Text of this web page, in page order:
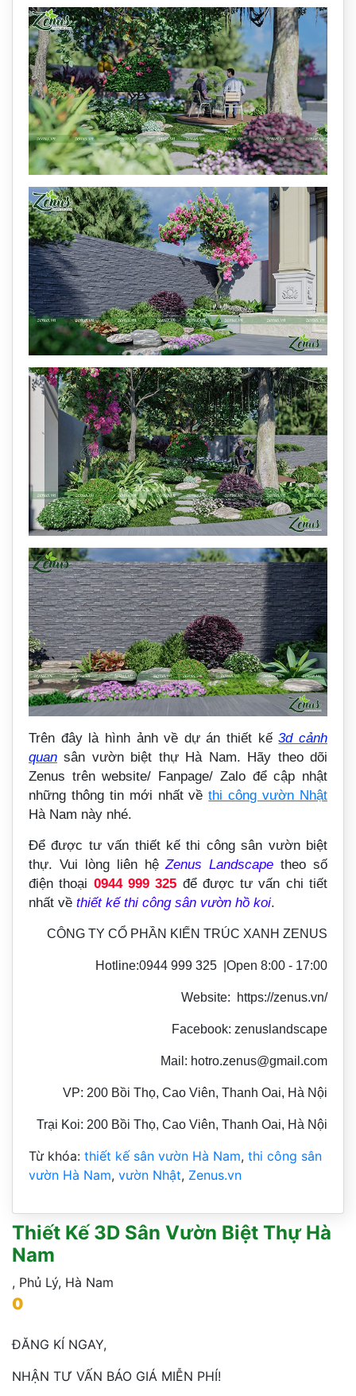
Trên đây là hình ảnh về dự án thiết kế3d cảnh
quan sân vườn biệt thự Hà Nam. Hãy theo dõi
Zenus trên website/ Fanpage/ Zalo để cập nhật
những thông tin mới nhất vềthi công vườn Nhật
Hà Nam này nhé.
Để được tư vấn thiết kế thi công sân vườn biệt
thự. Vui lòng liên hệZenus Landscapetheo số
điện thoại 0944 999 325 để được tư vấn chi tiết
nhất về thiết kế thi công sân vườn hồ koi.
CÔNG TY CỔ PHẦN KIẾN TRÚC XANH ZENUS
Hotline:0944 999 325 |Open 8:00 - 17:00
Website: https://zenus.vn/
Facebook: zenuslandscape
Mail: hotro.zenus@gmail.com
VP: 200 Bồi Thọ, Cao Viên, Thanh Oai, Hà Nội
Trại Koi: 200 Bồi Thọ, Cao Viên, Thanh Oai, Hà Nội
Từ khóa: thiết kế sân vườn Hà Nam, thi công sân
vườn Hà Nam, vườn Nhật, Zenus.vn
Thiết Kế 3D Sân Vườn Biệt Thự Hà
Nam
, Phủ Lý, Hà Nam
0
ĐĂNG KÍ NGAY,
NHẬN TƯ VẤN BÁO GIÁ MIỄN PHÍ!